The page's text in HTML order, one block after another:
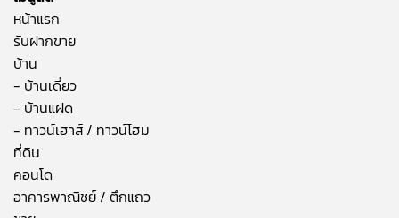
หน้าแรก
รับฝากขาย
บ้าน
- บ้านเดี่ยว
- บ้านแฝด
- ทาวน์เฮาส์ / ทาวน์โฮม
ที่ดิน
คอนโด
อาคารพาณิชย์ / ตึกแถว